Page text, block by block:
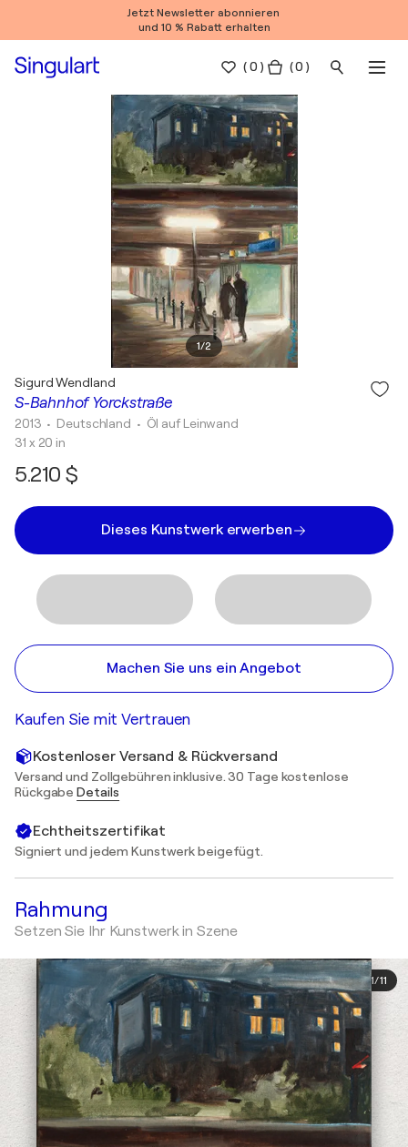
Jetzt Newsletter abonnieren
und 10 % Rabatt erhalten
(0 ) ( 0 )
1/2
S-Bahnhof Yorckstraße
Sigurd Wendland
2013 • Deutschland • Öl auf Leinwand
31 x 20 in
5.210 $
Dieses Kunstwerk erwerben
Machen Sie uns ein Angebot
Kaufen Sie mit Vertrauen
Kostenloser Versand & Rückversand
Versand und Zollgebühren inklusive. 30 Tage kostenlose
RückgabeDetails
Echtheitszertifikat
Signiert und jedem Kunstwerk beigefügt.
Rahmung
Setzen Sie Ihr Kunstwerk in Szene
1/11